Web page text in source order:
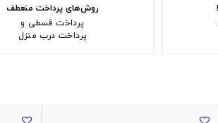
روش‌های پرداخت منعطف
پرداخت قسطی و
پرداخت درب منزل